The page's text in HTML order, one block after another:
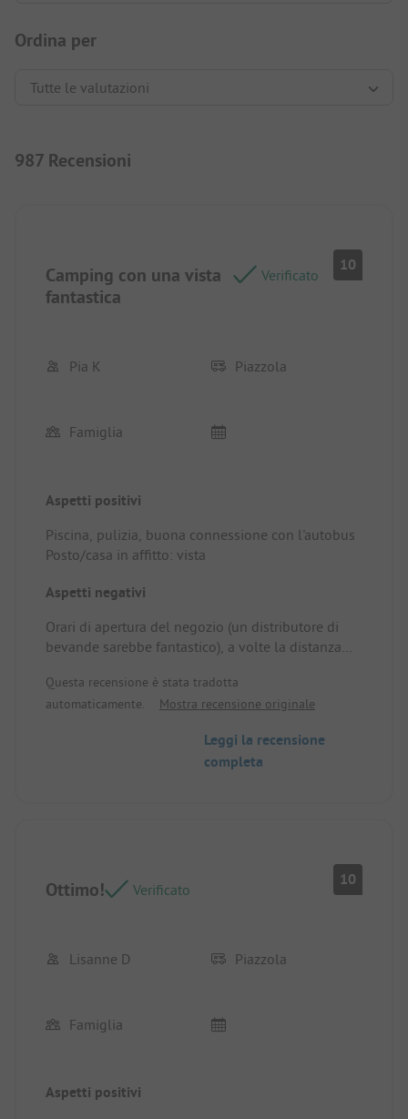
Ordina per
987 Recensioni
Camping con una vista
fantastica
Verificato
10
Pia K Piazzola
Famiglia
Aspetti positivi
Piscina, pulizia, buona connessione con l'autobus
Posto/casa in affitto: vista
Aspetti negativi
Orari di apertura del negozio (un distributore di
bevande sarebbe fantastico), a volte la distanza
possibilità vicino alla piscina?
Questa recensione è stata tradotta
automaticamente.
Mostra recensione originale
Leggi la recensione
completa
Ottimo! Verificato
10
Lisanne D Piazzola
Famiglia
Aspetti positivi